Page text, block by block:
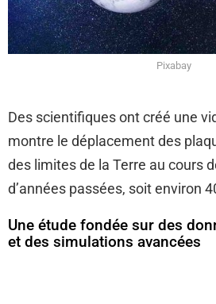
Pixabay
Des scientifiques ont créé une
montre le déplacement des
des limites de la Terre au cours
d’années passées, soit environ
Une étude fondée sur des
et des simulations avancées